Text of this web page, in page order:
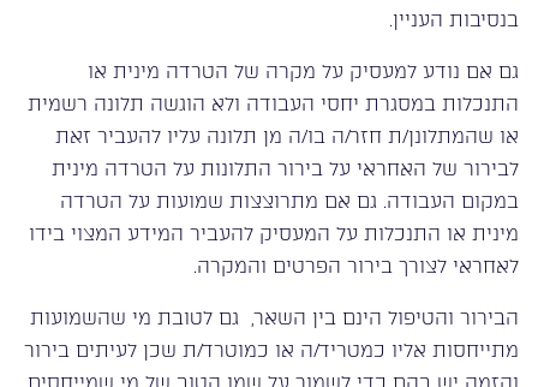
בנסיבות העניין.
גם אם נודע למעסיק על מקרה של הטרדה מינית או
התנכלות במסגרת יחסי העבודה ולא הוגשה תלונה רשמית
או שהמתלונן/ת חזר/ה בו/ה מן תלונה עליו להעביר זאת
לבירור של האחראי על בירור התלונות על הטרדה מינית
במקום העבודה. גם אם מתרוצצות שמועות על הטרדה
מינית או התנכלות על המעסיק להעביר המידע המצוי בידו
לאחראי לצורך בירור הפרטים והמקרה.
הבירור והטיפול הינם בין השאר, גם לטובת מי שהשמועות
מתייחסות אליו כמטריד/ה או כמוטרד/ת שכן לעיתים בירור